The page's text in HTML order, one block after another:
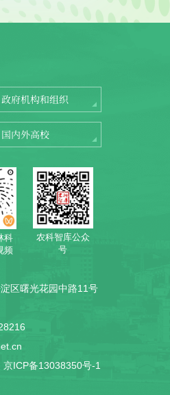
政府机构和组织
国内外高校
科
频
农科智库公众
号
区曙光花园中路11号
ICP备13038350号-1